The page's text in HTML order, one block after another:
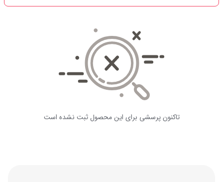
تاکنون پرسشی برای این محصول ثبت نشده است